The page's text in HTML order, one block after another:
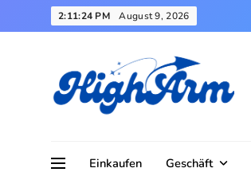
to
2:11:26 PM August 9, 2026
Einkaufen Geschäft